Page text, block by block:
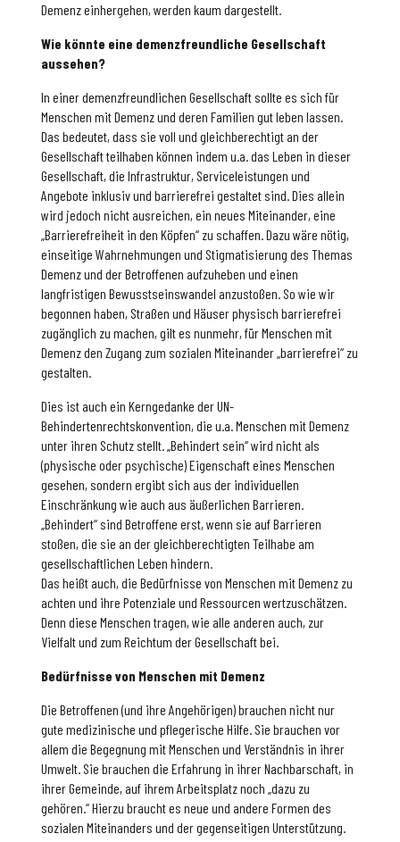
Demenz einhergehen, werden kaum dargestellt.
Wie könnte eine demenzfreundliche Gesellschaft
aussehen?
In einer demenzfreundlichen Gesellschaft sollte es sich für
Menschen mit Demenz und deren Familien gut leben lassen.
Das bedeutet, dass sie voll und gleichberechtigt an der
Gesellschaft teilhaben können indem u.a. das Leben in dieser
Gesellschaft, die Infrastruktur, Serviceleistungen und
Angebote inklusiv und barrierefrei gestaltet sind. Dies allein
wird jedoch nicht ausreichen, ein neues Miteinander, eine
„Barrierefreiheit in den Köpfen“ zu schaffen. Dazu wäre nötig,
einseitige Wahrnehmungen und Stigmatisierung des Themas
Demenz und der Betroffenen aufzuheben und einen
langfristigen Bewusstseinswandel anzustoßen. So wie wir
begonnen haben, Straßen und Häuser physisch barrierefrei
zugänglich zu machen, gilt es nunmehr, für Menschen mit
Demenz den Zugang zum sozialen Miteinander „barrierefrei“ zu
gestalten.
Dies ist auch ein Kerngedanke der UN-
Behindertenrechtskonvention, die u.a. Menschen mit Demenz
unter ihren Schutz stellt. „Behindert sein“ wird nicht als
(physische oder psychische) Eigenschaft eines Menschen
gesehen, sondern ergibt sich aus der individuellen
Einschränkung wie auch aus äußerlichen Barrieren.
„Behindert“ sind Betroffene erst, wenn sie auf Barrieren
stoßen, die sie an der gleichberechtigten Teilhabe am
gesellschaftlichen Leben hindern.
Das heißt auch, die Bedürfnisse von Menschen mit Demenz zu
achten und ihre Potenziale und Ressourcen wertzuschätzen.
Denn diese Menschen tragen, wie alle anderen auch, zur
Vielfalt und zum Reichtum der Gesellschaft bei.
Bedürfnisse von Menschen mit Demenz
Die Betroffenen (und ihre Angehörigen) brauchen nicht nur
gute medizinische und pflegerische Hilfe. Sie brauchen vor
allem die Begegnung mit Menschen und Verständnis in ihrer
Umwelt. Sie brauchen die Erfahrung in ihrer Nachbarschaft, in
ihrer Gemeinde, auf ihrem Arbeitsplatz noch „dazu zu
gehören.“ Hierzu braucht es neue und andere Formen des
sozialen Miteinanders und der gegenseitigen Unterstützung.